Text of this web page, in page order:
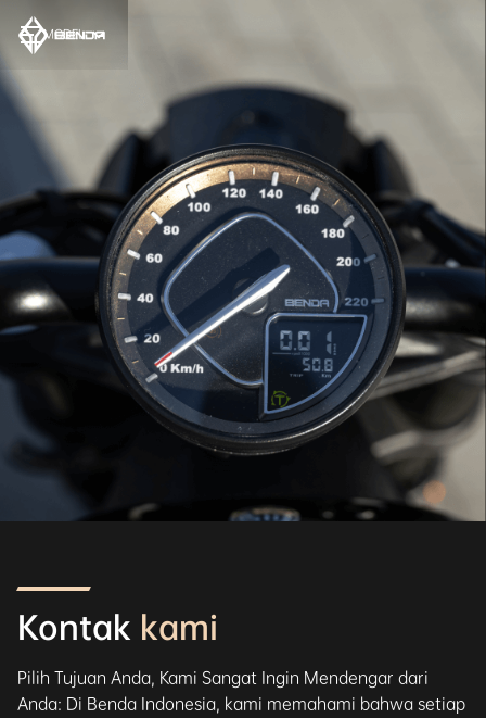
MODEL
Kontak kami
Pilih Tujuan Anda, Kami Sangat Ingin Mendengar dari
Anda: Di Benda Indonesia, kami memahami bahwa setiap